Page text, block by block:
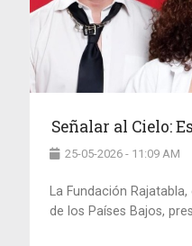
Señalar al Cielo:
25-05-2026 - 11:09 AM
La Fundación
de los Países Bajos,